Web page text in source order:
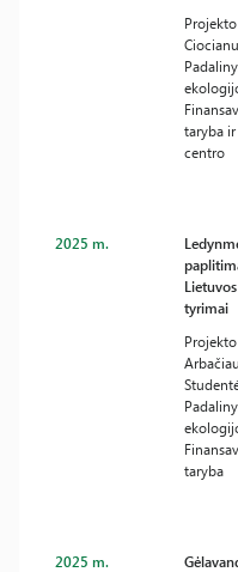
Ciocianu
taryba
centro
2025 m.
tyrimai
taryba
2025 m.